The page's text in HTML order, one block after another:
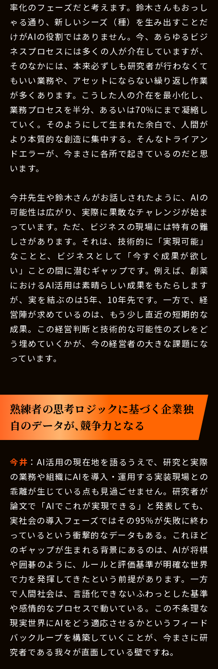
率化のフェーズだと考えます。鈴木さんもおっし
ゃる通り、新しいシーズ（種）を生み出すことだ
けがAIの役割ではありません。今、あらゆるビジ
ネスプロセスには多くの人が介在していますが、
そのなかには、本来必ずしも研究者が行わなくて
もいい業務や、アセットにならない繰り返し作業
が多くあります。こうした人の介在を最小化し、
業務プロセスを半分、あるいは70％にまで凝縮し
ていく。そのようにして生まれた余白で、人間が
より本質的な創造に集中する。そんなトライアン
ドエラーが、今まさに各所で起きているのだと思
います。
今井先生や鈴木さんがお話しされたように、AIの
可能性は広がり、実際に果敢なチャレンジが始ま
っています。ただ、ビジネスの現場には特有の難
しさがあります。それは、技術的に「実現可能」
なことと、ビジネスとして「今すぐ成果が欲し
い」ことの間に潜むギャップです。例えば、創薬
におけるAI活用は素晴らしい成果をもたらします
が、実を結ぶのは5年、10年先です。一方で、経
営陣が求めているのは、もう少し直近の短期的な
成果。この経営判断と技術的な可能性のズレをど
う埋めていくかが、今の経営者の大きな課題にな
っています。
熟練者の思考ロジックに基づく企業独
自のデータが、競争力となる
今井 ：AI活用の現在地を語るうえで、研究と実際
の業務や組織にAIを導入・運用する実装現場との
乖離が生じている点も見過ごせません。研究者が
論文で「AIでこれが実現できる」と発表しても、
実社会の導入フェーズではその95％が失敗に終わ
っているという衝撃的なデータもある。これほど
のギャップが生まれる背景にあるのは、AIが将棋
や囲碁のように、ルールと評価基準が明確な世界
で力を発揮してきたという前提があります。一方
で人間社会は、言語化できないふわっとした基準
や感情的なプロセスで動いている。この不条理な
現実世界にAIをどう適応させるかというフィード
バックループを構築していくことが、今まさに研
究者である我々が直面している壁ですね。